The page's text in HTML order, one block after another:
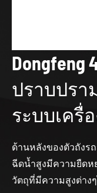
Dongfeng
ปราบปรา
ระบบเครื่
ด้านหลังของตัวถังร
ฉีดน้ำสูงมีความยืดห
วัตถุที่มีความสูงต่าง